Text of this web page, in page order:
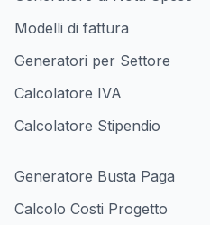
Modelli di fattura
Generatori per Settore
Calcolatore IVA
Calcolatore Stipendio
Generatore Busta Paga
Calcolo Costi Progetto